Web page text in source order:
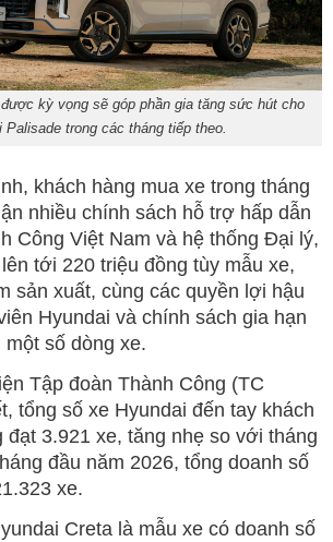
kỳ vọng sẽ góp phần gia tăng sức hút cho
Palisade trong các tháng tiếp theo.
khách hàng mua xe trong tháng
nhiều chính sách hỗ trợ hấp dẫn
Công Việt Nam và hệ thống Đại lý,
tới 220 triệu đồng tùy mẫu xe,
sản xuất, cùng các quyền lợi hậu
Hyundai và chính sách gia hạn
số dòng xe.
Tập đoàn Thành Công (TC
tổng số xe Hyundai đến tay khách
đạt 3.921 xe, tăng nhẹ so với tháng
đầu năm 2026, tổng doanh số
xe.
Creta là mẫu xe có doanh số